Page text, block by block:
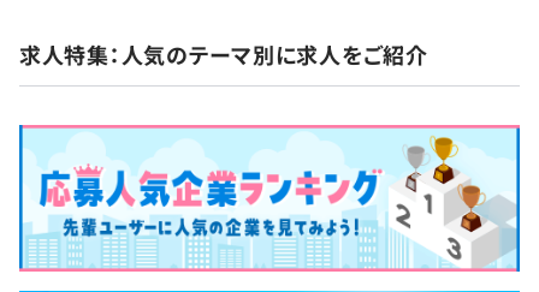
求人特集：人気のテーマ別に求人をご紹介